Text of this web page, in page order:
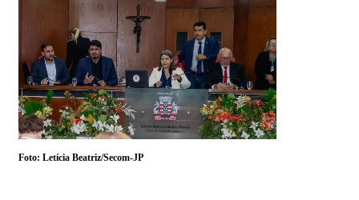
Foto: Letícia Beatriz/Secom-JP